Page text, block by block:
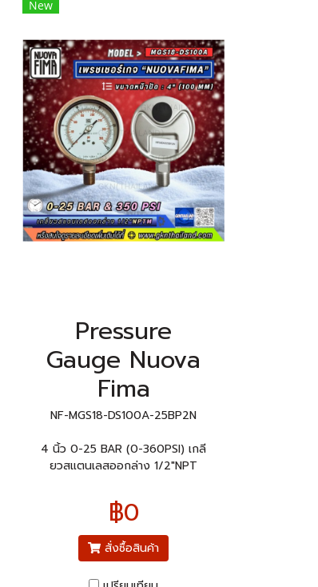
New
Pressure
Gauge Nuova
Fima
NF-MGS18-DS100A-25BP2N
4 นิ้ว 0-25 BAR (0-360PSI) เกลี
ยวสแตนเลสออกล่าง 1/2"NPT
฿0
สั่งซื้อสินค้า